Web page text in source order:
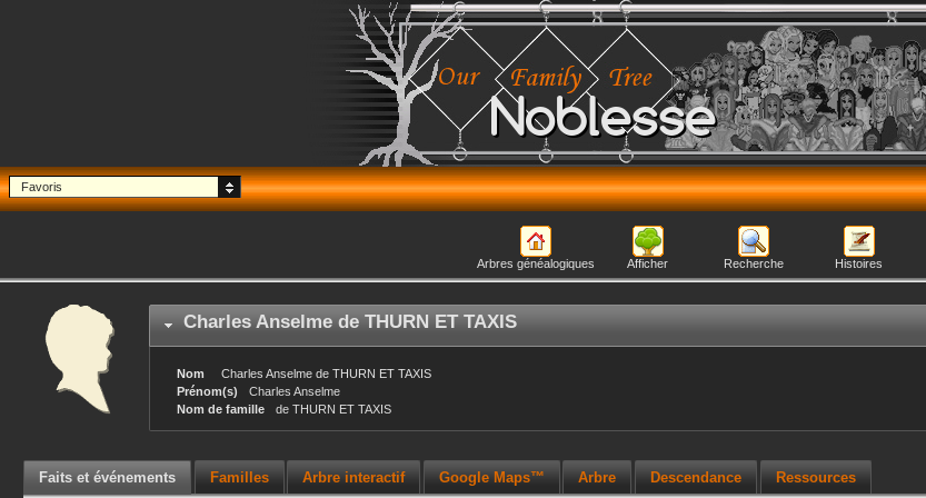
Noblesse
Favoris
Arbres généalogiques Afficher Recherche Histoires
Charles Anselme de THURN ET TAXIS
Nom Charles Anselme de THURN ET TAXIS
Prénom(s)
Charles Anselme
Nom de famille
de THURN ET TAXIS
Faits et événements Familles Arbre interactif Google Maps™ Arbre Descendance Ressources